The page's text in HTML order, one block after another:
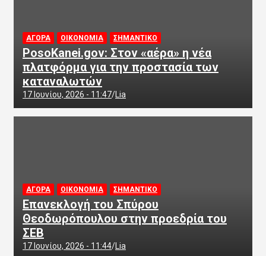
ΑΓΟΡΑ ΟΙΚΟΝΟΜΙΑ ΣΗΜΑΝΤΙΚΟ
PosoKanei.gov: Στον «αέρα» η νέα
πλατφόρμα για την προστασία των
καταναλωτών
17 Ιουνίου, 2026 - 11:47 Lia
ΑΓΟΡΑ ΟΙΚΟΝΟΜΙΑ ΣΗΜΑΝΤΙΚΟ
Επανεκλογή του Σπύρου
Θεοδωρόπουλου στην προεδρία του
ΣΕΒ
17 Ιουνίου, 2026 - 11:44 Lia